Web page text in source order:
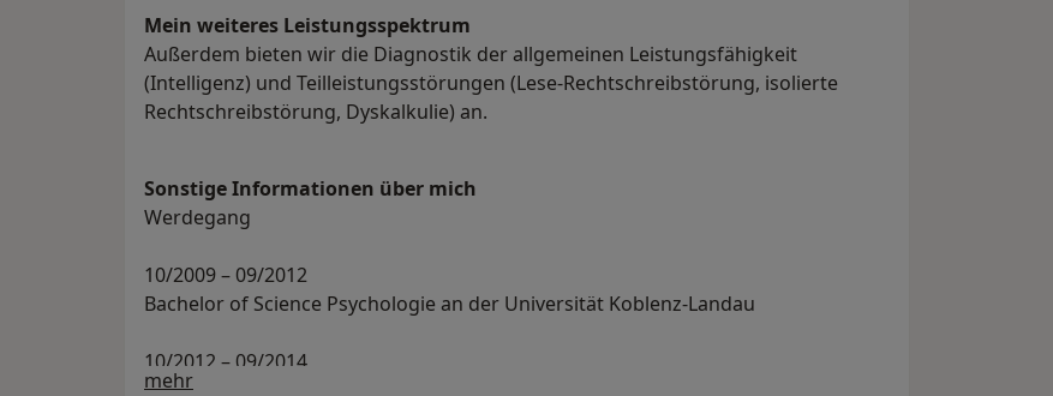
Mein weiteres Leistungs­spektrum
Außerdem bieten wir die Diagnostik der allgemeinen Leistungsfähigkeit
(Intelligenz) und Teilleistungsstörungen (Lese-Rechtschreibstörung, isolierte
Rechtschreibstörung, Dyskalkulie) an.
Sonstige Informationen über mich
Werdegang
10/2009 – 09/2012
Bachelor of Science Psychologie an der Universität Koblenz-Landau
10/2012 – 09/2014
Master of Science Psychologie an der Universität Koblenz-Landau mit
mehrÜber mich